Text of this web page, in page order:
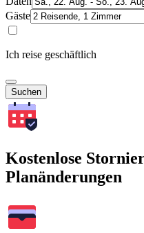
Gäste
Ich reise geschäftlich
Suchen
Kostenlose
Planänderungen